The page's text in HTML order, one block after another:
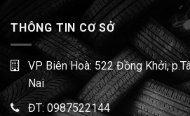
THÔNG TIN CƠ SỞ
VP Biên Hoà: 522 Đồng Khởi,
Nai
ĐT: 0987522144